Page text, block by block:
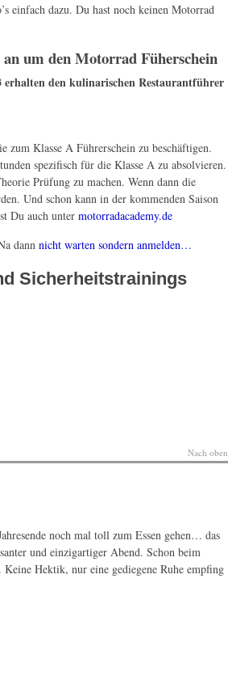
einfach dazu. Du hast noch keinen Motorrad
um den Motorrad Füherschein
erhalten den kulinarischen Restaurantführer
zum Klasse A Führerschein zu beschäftigen.
spezifisch für die Klasse A zu absolvieren.
Prüfung zu machen. Wenn dann die
Und schon kann in der kommenden Saison
Du auch unter motorradacademy.de
dann nicht warten sondern anmelden…
Sicherheitstrainings
Nach oben
noch mal toll zum Essen gehen… das
und einzigartiger Abend. Schon beim
Hektik, nur eine gediegene Ruhe empfing